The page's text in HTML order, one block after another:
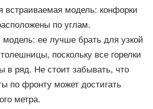
встраиваемая модель: конфорки
по углам.
ее лучше брать для узкой
поскольку все горелки
в ряд. Не стоит забывать, что
по фронту может достигать
метра.